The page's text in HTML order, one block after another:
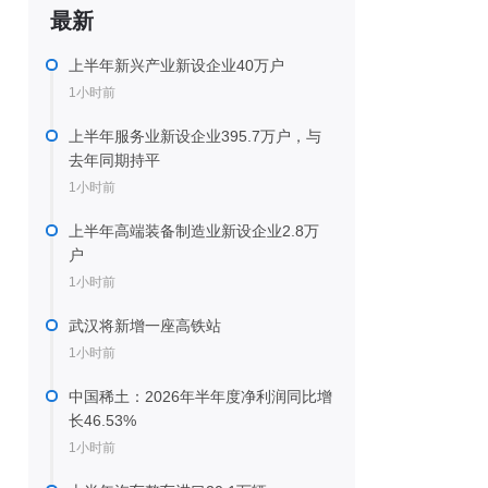
最新
上半年新兴产业新设企业40万户
1小时前
上半年服务业新设企业395.7万户，与
去年同期持平
1小时前
上半年高端装备制造业新设企业2.8万
户
1小时前
武汉将新增一座高铁站
1小时前
中国稀土：2026年半年度净利润同比增
长46.53%
1小时前